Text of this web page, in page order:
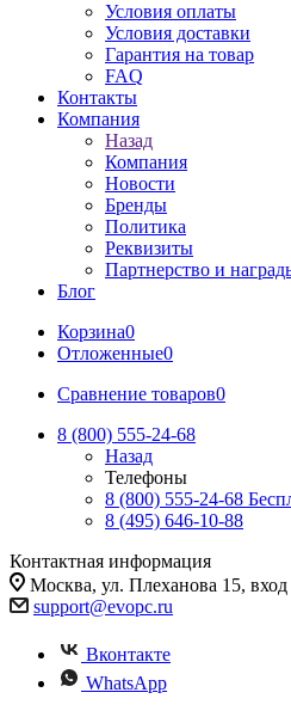
Условия оплаты
Условия доставки
Гарантия на товар
FAQ
Контакты
Компания
Назад
Компания
Новости
Бренды
Политика
Реквизиты
Партнерство и
Блог
Корзина0
Отложенные0
Сравнение товаров0
8 (800) 555-24-68
Назад
Телефоны
8 (800) 555-24-68
8 (495) 646-10-88
Контактная информация
Москва, ул. Плеханова 15,
support@evopc.ru
Вконтакте
WhatsApp